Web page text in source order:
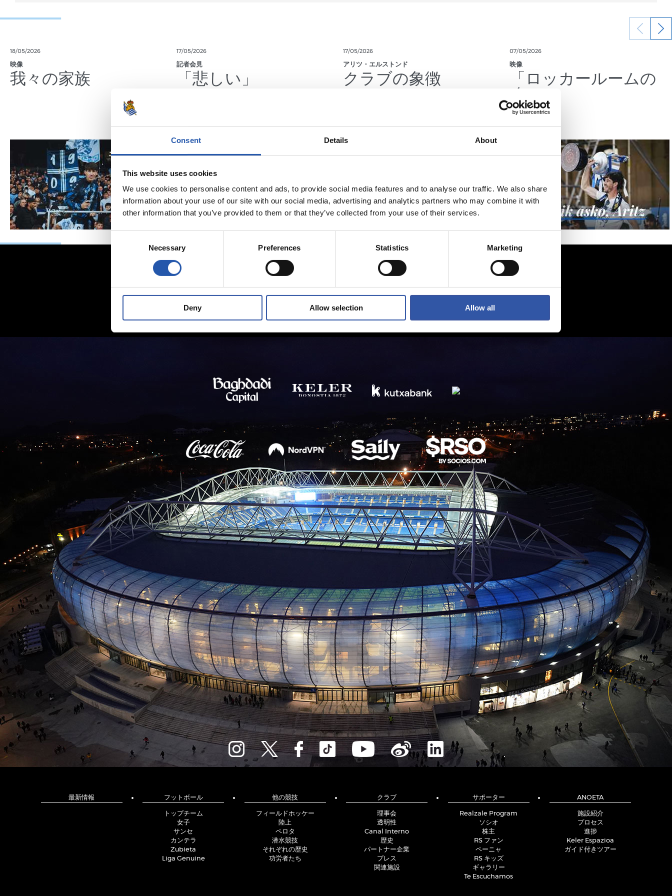
Consent Details About
This website uses cookies
We use cookies to personalise content and ads, to provide social media features and to analyse our traffic. We also share
information about your use of our site with our social media, advertising and analytics partners who may combine it with
other information that you’ve provided to them or that they’ve collected from your use of their services.
Necessary Preferences Statistics Marketing
Deny Allow selection Allow all
18/05/2026
映像
我々の家族
17/05/2026
記者会見
「悲しい」
17/05/2026
アリツ・エルストンド
クラブの象徴
07/05/2026
映像
「ロッカールームの
魂」
最新情報 フットボール
トップチーム
女子
サンセ
カンテラ
Zubieta
Liga Genuine
他の競技
フィールドホッケー
陸上
ペロタ
潜水競技
それぞれの歴史
功労者たち
クラブ
理事会
透明性
Canal Interno
歴史
パートナー企業
プレス
関連施設
サポーター
Realzale Program
ソシオ
株主
RS ファン
ペーニャ
RS キッズ
ギャラリー
Te Escuchamos
ANOETA
施設紹介
プロセス
進捗
Keler Espazioa
ガイド付きツアー